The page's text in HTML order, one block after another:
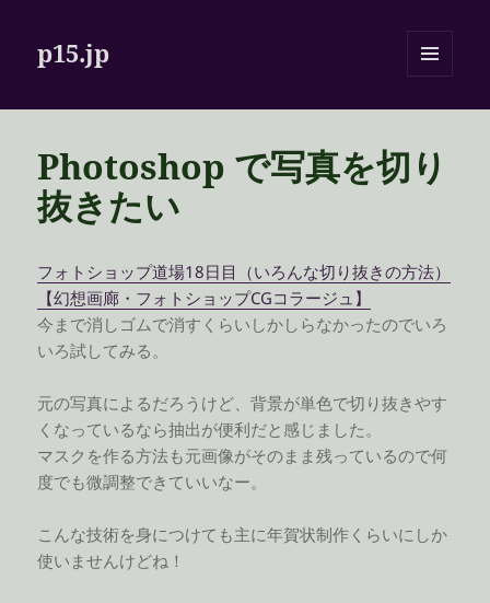
p15.jp
ーとウ
Photoshop で写真を切り
抜きたい
フォトショップ道場18日目（いろんな切り抜きの方法）
【幻想画廊・フォトショップCGコラージュ】
今まで消しゴムで消すくらいしかしらなかったのでいろ
いろ試してみる。
元の写真によるだろうけど、背景が単色で切り抜きやす
くなっているなら抽出が便利だと感じました。
マスクを作る方法も元画像がそのまま残っているので何
度でも微調整できていいなー。
こんな技術を身につけても主に年賀状制作くらいにしか
使いませんけどね！